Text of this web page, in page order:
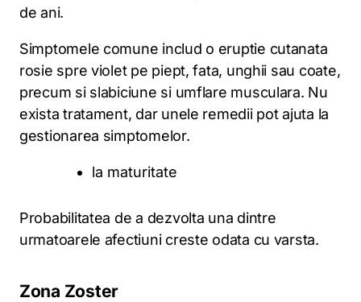
de ani.
Simptomele comune includ o eruptie cutanata
rosie spre violet pe piept, fata, unghii sau coate,
precum si slabiciune si umflare musculara. Nu
exista tratament, dar unele remedii pot ajuta la
gestionarea simptomelor.
la maturitate
Probabilitatea de a dezvolta una dintre
urmatoarele afectiuni creste odata cu varsta.
Zona Zoster